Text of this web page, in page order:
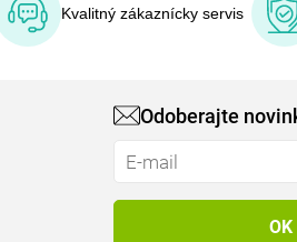
Kvalitný zákaznícky servis
Odoberajte